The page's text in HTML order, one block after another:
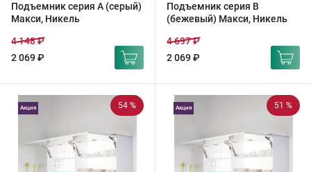
Подъемник серия A (серый)
Макси, Никель
2 069 ₽
4 148 ₽
Подъемник серия B
(бежевый) Макси, Никель
2 069 ₽
4 697 ₽
54 %
Акция 51 %
Акция